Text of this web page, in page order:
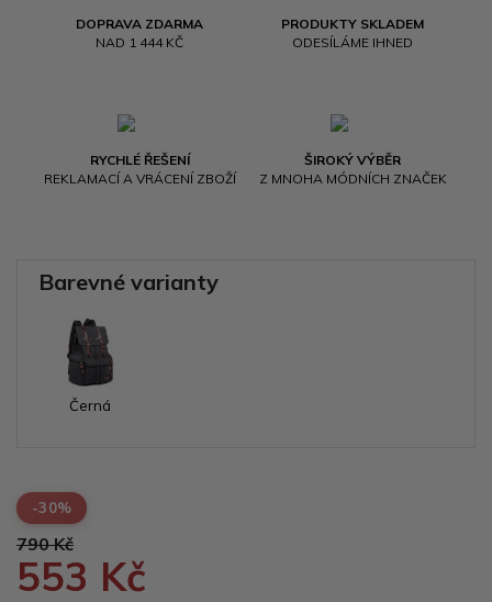
DOPRAVA ZDARMA
NAD 1 444 KČ
PRODUKTY SKLADEM
ODESÍLÁME IHNED
RYCHLÉ ŘEŠENÍ
REKLAMACÍ A VRÁCENÍ ZBOŽÍ
ŠIROKÝ VÝBĚR
Z MNOHA MÓDNÍCH ZNAČEK
Barevné varianty
Černá
-30%
790 Kč
553 Kč